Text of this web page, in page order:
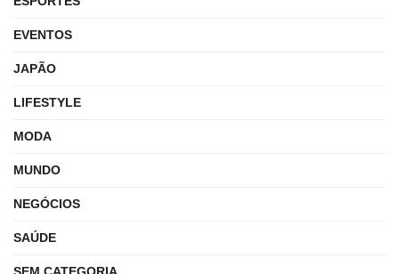
EVENTOS
JAPÃO
LIFESTYLE
MODA
MUNDO
NEGÓCIOS
SAÚDE
SEM CATEGORIA